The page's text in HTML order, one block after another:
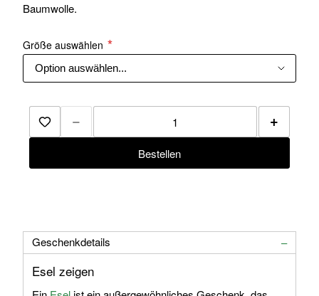
Baumwolle.
Größe auswählen
Zur Merkliste hinzufügen
− +
Bestellen
Geschenkdetails
Esel zeigen